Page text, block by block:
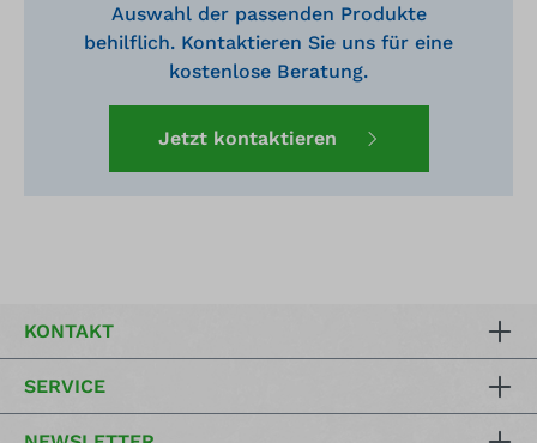
Auswahl der passenden Produkte
behilflich. Kontaktieren Sie uns für eine
kostenlose Beratung.
Jetzt kontaktieren
KONTAKT
SERVICE